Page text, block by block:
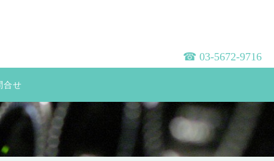
☎︎ 03-5672-9716
合せ